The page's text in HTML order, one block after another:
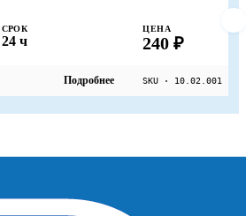
СРОК
24 ч
Подробнее
ЦЕНА
240 ₽
SKU · 10.02.001